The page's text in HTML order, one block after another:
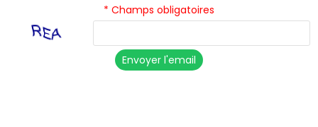
* Champs obligatoires
Envoyer l'email